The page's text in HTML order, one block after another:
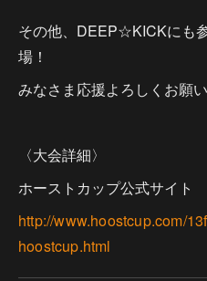
その他、DEEP☆KICKにも
場！
みなさま応援よろしくお願
〈大会詳細〉
ホーストカップ公式サイト
http://www.hoostcup.com/
hoostcup.html